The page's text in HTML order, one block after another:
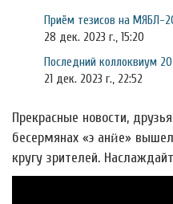
Приём тезисов на МЯБЛ-
28 дек. 2023 г., 15:20
Последний коллоквиум
21 дек. 2023 г., 22:52
Прекрасные новости,
бесермянах «э анӥе»
кругу зрителей.